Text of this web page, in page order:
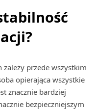
przede wszystkim
opierająca wszystkie
znacznie bardziej
bezpieczniejszym